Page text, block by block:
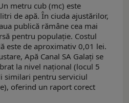
metru cub (mc) este
de apă. În ciuda ajustărilor,
publică rămâne cea mai
pentru populație. Costul
este de aproximativ 0,01 lei.
Apă Canal SA Galați se
la nivel național (locul 5
similari pentru serviciul
oferind un raport corect